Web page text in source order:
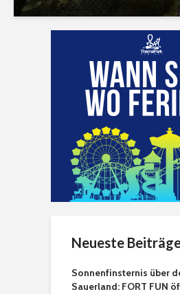
Neueste
Sonnenfinsternis über
Sauerland: FORT FUN